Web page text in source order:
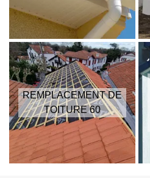
REMPLACEMENT DE
TOITURE 60